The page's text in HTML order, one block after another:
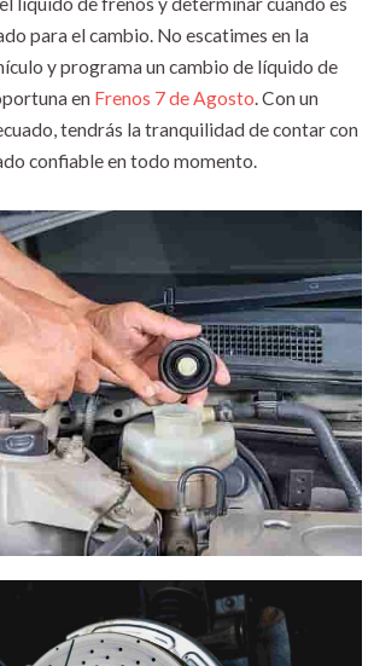
para el cambio. No escatimes en la
y programa un cambio de líquido de
en Frenos 7 de Agosto. Con un
tendrás la tranquilidad de contar con
confiable en todo momento.